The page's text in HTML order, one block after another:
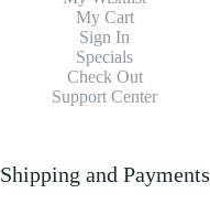
My Cart
Sign In
Specials
Check Out
Support Center
Shipping and Payments